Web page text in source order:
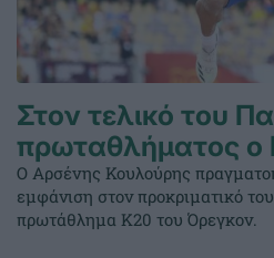
Στον τελικό του
πρωταθλήματος ο
Ο Αρσένης Κουλούρης
εμφάνιση στον προκριματικό
πρωτάθλημα Κ20 του Όρεγκον.